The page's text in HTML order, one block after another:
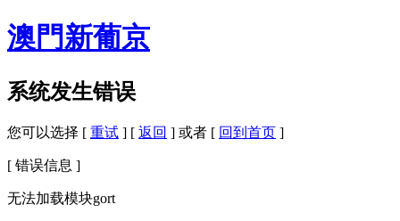
澳門新葡京
系统发生错误
您可以选择 [ 重试 ] [ 返回 ] 或者 [ 回到首页 ]
[ 错误信息 ]
无法加载模块gort